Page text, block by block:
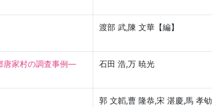
渡部 武,陳 文華【編】
唐家村の調査事例—
石田 浩,万 暁光
郭 文韜,曹 隆恭,宋 湛慶,馬 孝劬